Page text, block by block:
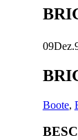
09Dez.
Boote,